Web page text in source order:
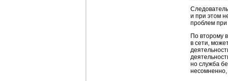
и при этом
проблем при
По второму
в сети,
но служба
несомненно,